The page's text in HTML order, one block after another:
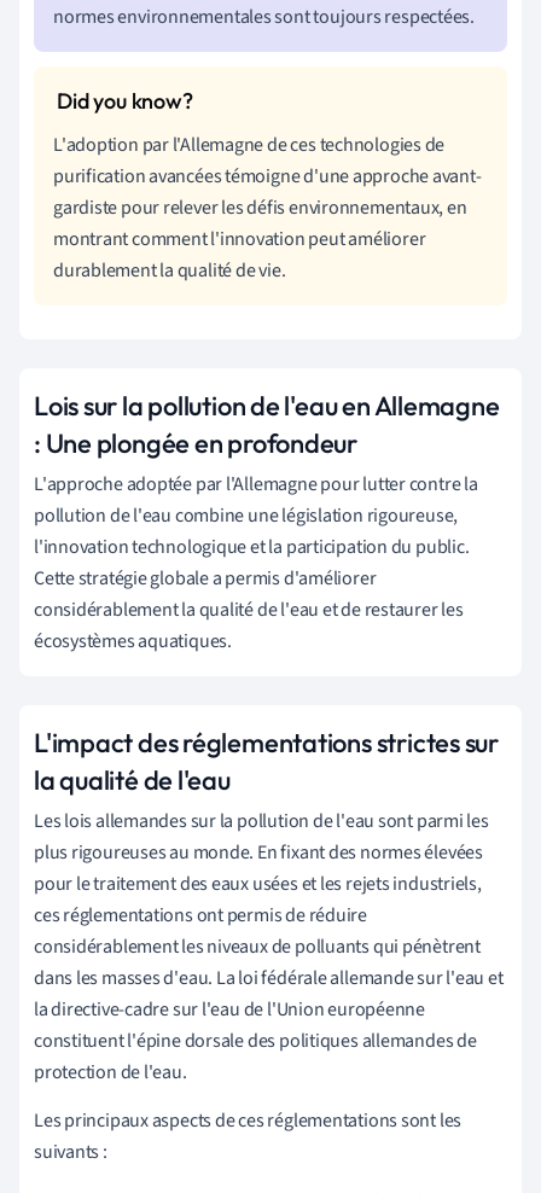
normes environnementales sont toujours respectées.
L'adoption par l'Allemagne de ces technologies de
purification avancées témoigne d'une approche avant-
gardiste pour relever les défis environnementaux, en
montrant comment l'innovation peut améliorer
durablement la qualité de vie.
Lois sur la pollution de l'eau en Allemagne
: Une plongée en profondeur
L'approche adoptée par l'Allemagne pour lutter contre la
pollution de l'eau combine une législation rigoureuse,
l'innovation technologique et la participation du public.
Cette stratégie globale a permis d'améliorer
considérablement la qualité de l'eau et de restaurer les
écosystèmes aquatiques.
L'impact des réglementations strictes sur
la qualité de l'eau
Les lois allemandes sur la pollution de l'eau sont parmi les
plus rigoureuses au monde. En fixant des normes élevées
pour le traitement des eaux usées et les rejets industriels,
ces réglementations ont permis de réduire
considérablement les niveaux de polluants qui pénètrent
dans les masses d'eau. La loi fédérale allemande sur l'eau et
la directive-cadre sur l'eau de l'Union européenne
constituent l'épine dorsale des politiques allemandes de
protection de l'eau.
Les principaux aspects de ces réglementations sont les
suivants :